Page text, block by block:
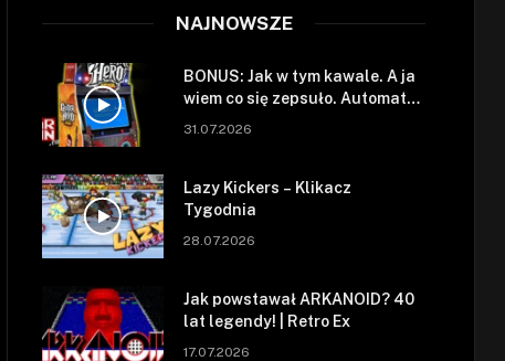
NAJNOWSZE
BONUS: Jak w tym kawale. A ja
wiem co się zepsuło. Automat
31.07.2026
Lazy Kickers – Klikacz
Tygodnia
28.07.2026
Jak powstawał ARKANOID? 40
lat legendy! | Retro Ex
17.07.2026